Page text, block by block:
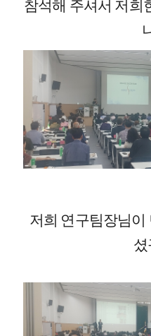
참석해 주셔서 저희
저희 연구팀장님이
셨